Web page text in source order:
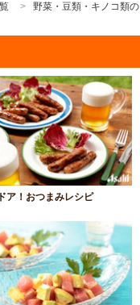
野菜・豆類・キノコ類
ア！おつまみレシピ